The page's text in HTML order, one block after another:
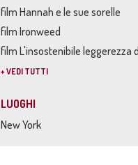
film Hannah e le sue sorelle
film Ironweed
film L'insostenibile leggerezza
+ VEDI TUTTI
LUOGHI
New York